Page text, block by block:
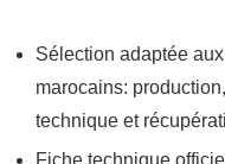
Sélection adaptée
marocains:
technique et
Fiche technique